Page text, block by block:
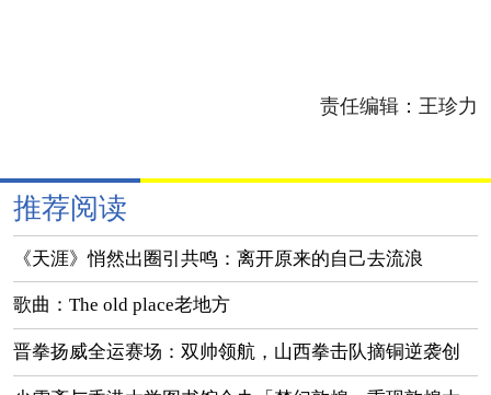
责任编辑：王珍力
推荐阅读
《天涯》悄然出圈引共鸣：离开原来的自己去流浪
歌曲：The old place老地方
晋拳扬威全运赛场：双帅领航，山西拳击队摘铜逆袭创